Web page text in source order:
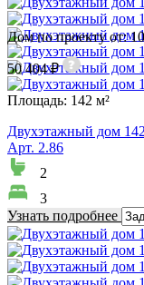
Дом по проекту от:
50 404 ₽
Площадь: 142 м²
Двухэтажный дом
Арт. 2.86
2
3
Узнать подробнее